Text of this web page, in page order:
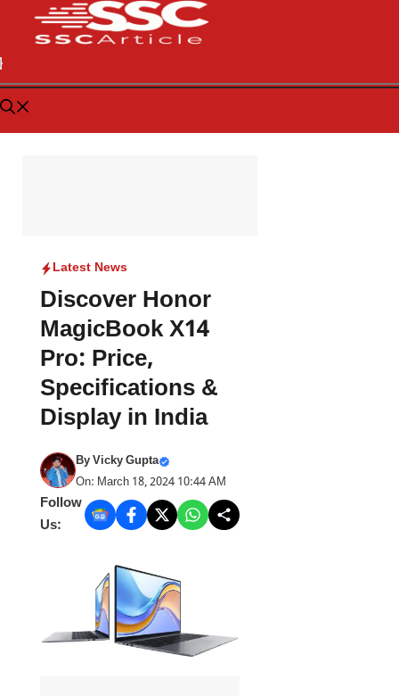
Latest News
Discover Honor
MagicBook X14
Pro: Price,
Specifications &
Display in India
ByVicky Gupta
On: March 18, 2024 10:44 AM
Follow
Us: